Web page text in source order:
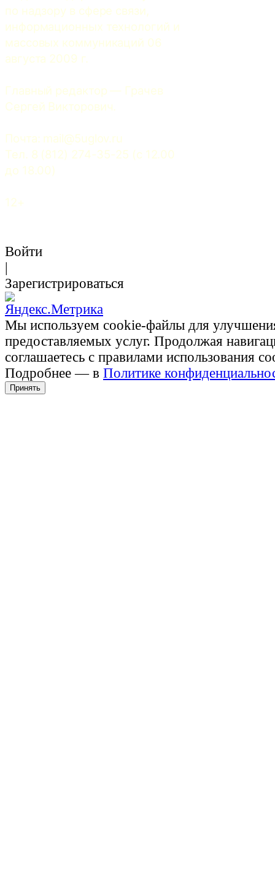
по надзору в сфере связи,
информационных технологий и
массовых коммуникаций 06
августа 2009 г.
Главный редактор — Грачев
Сергей Викторович.
Почта: mail@5uglov.ru
Тел. 8 (812) 274-35-25 (c 12.00
до 18.00)
12+
Войти
Зарегистрироваться
Мы используем cookie-файлы для
предоставляемых услуг. Продолжая
соглашаетесь с правилами использования
Подробнее — в Политике
Принять